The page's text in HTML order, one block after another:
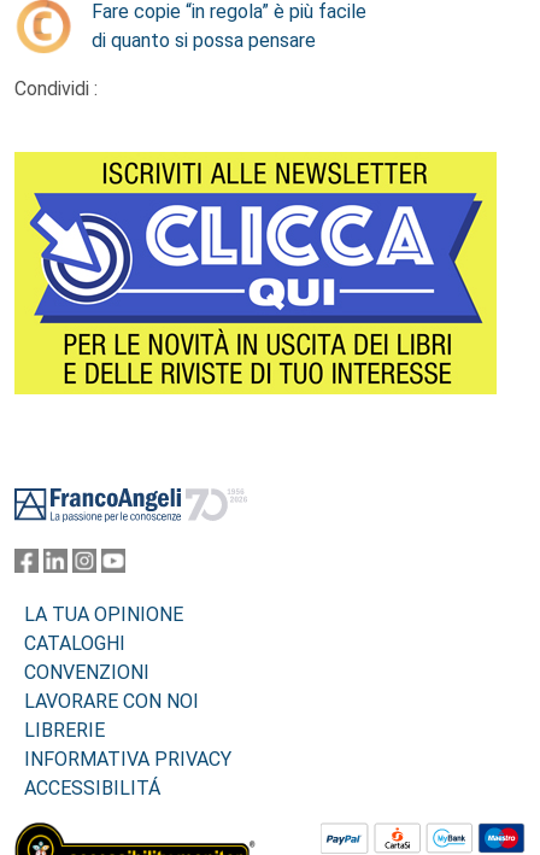
Fare copie “in regola” è più facile
di quanto si possa pensare
Condividi :
LA TUA OPINIONE
CATALOGHI
CONVENZIONI
LAVORARE CON NOI
LIBRERIE
INFORMATIVA PRIVACY
ACCESSIBILITÁ